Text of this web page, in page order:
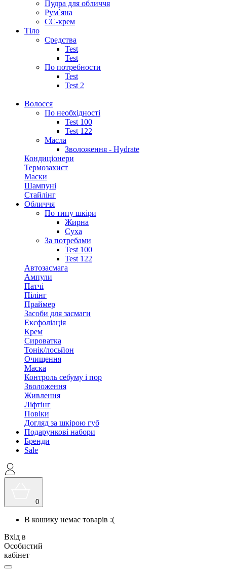
Пудра для обличчя
Рум`яна
СС-крем
Тіло
Средства
Test
Test
По потребности
Test
Test 2
Волосся
По необхідності
Test 100
Test 122
Масла
Зволоження - Hydrate
Кондиціонери
Термозахист
Маски
Шампуні
Стайлінг
Обличчя
По типу шкіри
Жирна
Суха
За потребами
Test 100
Test 122
Автозасмага
Ампули
Патчі
Пілінг
Праймер
Засоби для засмаги
Ексфоліація
Крем
Сироватка
Тонік/лосьйон
Очищення
Маска
Контроль себуму і пор
Зволоження
Живлення
Ліфтінг
Повіки
Догляд за шкірою губ
Подарункові набори
Бренди
Sale
0
В кошику немає товарів :(
Вхід в
Особистий
кабінет